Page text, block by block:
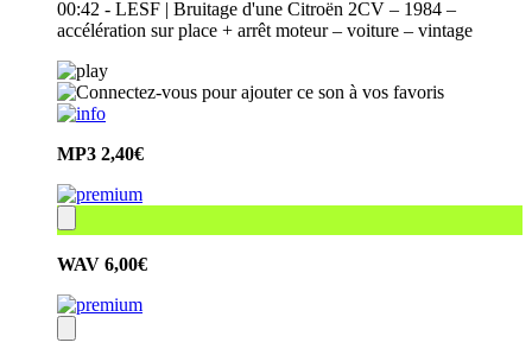
00:42 - LESF | Bruitage d'une Citroën 2CV – 1984 –
accélération sur place + arrêt moteur – voiture – vintage
MP3 2,40€
WAV 6,00€